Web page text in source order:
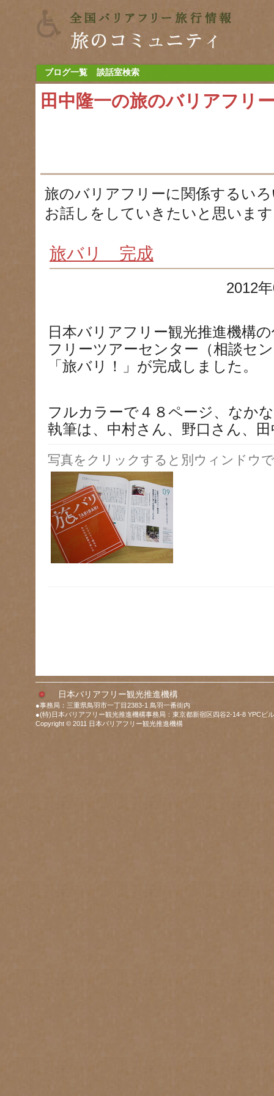
ブログ一覧 談話室検索
田中隆一の旅のバリアフリ
旅のバリアフリーに関係するい
お話しをしていきたいと思いま
旅バリ 完成
2012
日本バリアフリー観光推進機構
フリーツアーセンター（相談セ
「旅バリ！」が完成しました。
フルカラーで４８ページ、なか
執筆は、中村さん、野口さん、
写真をクリックすると別ウィンドウ
日本バリアフリー観光推進機構
●事務局：三重県鳥羽市一丁目2383-1 鳥羽一番街内
●(特)日本バリアフリー観光推進機構事務局：東京都新宿区四谷2-14-8 YPCビ
Copyright © 2011 日本バリアフリー観光推進機構